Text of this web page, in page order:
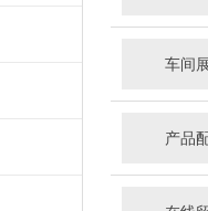
车间
产品